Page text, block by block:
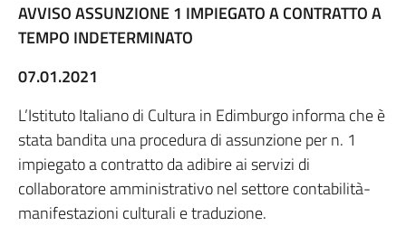
AVVISO ASSUNZIONE 1 IMPIEGATO A CONTRATTO A
TEMPO INDETERMINATO
07.01.2021
L’Istituto Italiano di Cultura in Edimburgo informa che è
stata bandita una procedura di assunzione per n. 1
impiegato a contratto da adibire ai servizi di
collaboratore amministrativo nel settore contabilità-
manifestazioni culturali e traduzione.